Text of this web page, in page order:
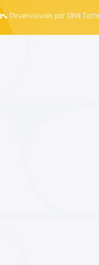
Desenvolvido por OKN